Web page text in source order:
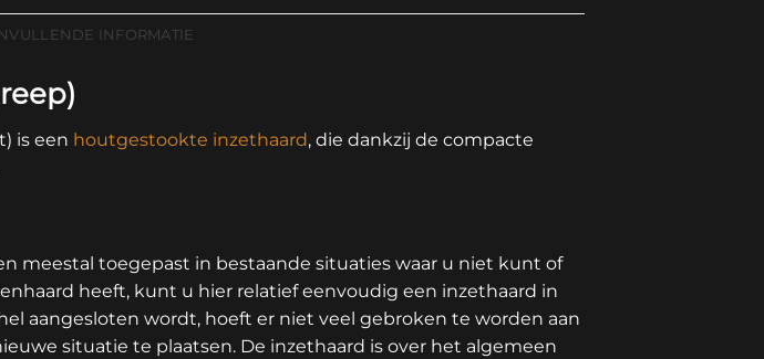
INFORMATIE
is een houtgestookte inzethaard, die dankzij de compacte
meestal toegepast in bestaande situaties waar u niet kunt of
heeft, kunt u hier relatief eenvoudig een inzethaard in
aangesloten wordt, hoeft er niet veel gebroken te worden aan
situatie te plaatsen. De inzethaard is over het algemeen